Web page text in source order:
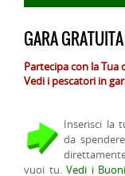
GARA
Partecipa con la Tua
Vedi i pescatori in
Inserisci la
da
vuoi tu.Vedi i